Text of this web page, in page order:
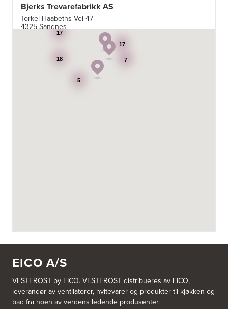
Bjerks Trevarefabrikk AS
Torkel Haabeths Vei 47
4325 Sandnes
51609590
Borge butikk AS
Sundemoen Næringspark
2634 Fåvang
http://www.designa.no
Nordåsdalen 25
5235 Rådal
Tel.: 93451469
7
18
17
17
5
EICO A/S
VESTFROST by EICO. VESTFROST distribueres av EICO,
leverandør av ventilatorer, hvitevarer og produkter til kjøkken og
bad fra noen av verdens ledende produsenter.